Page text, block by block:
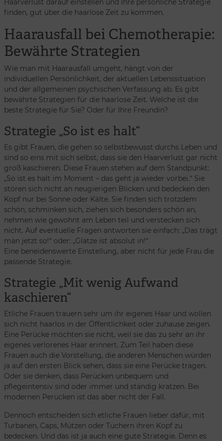
Haarverlust darauf einstellen und Ihre persönliche Strategie
finden, gut über die haarlose Zeit zu kommen.
Haarausfall bei Chemotherapie:
Bewährte Strategien
Wie man mit Haarausfall umgeht, hängt von der
individuellen Persönlichkeit, der aktuellen Lebenssituation
und der allgemeinen psychischen Verfassung ab. Es gibt
bewährte Strategien für die haarlose Zeit. Welche ist die
beste Strategie für Sie? Oder für Ihre Freundin?
Strategie „So ist es halt“
Es gibt Frauen, die gehen so selbstbewusst durchs Leben und
sind so eins mit sich selbst, dass sie den Haarverlust gar nicht
groß kaschieren. Diese Frauen stehen auf dem Standpunkt:
„So ist es halt im Moment – das geht ja wieder vorbei.“ Sie
stören sich nicht an neugierigen Blicken und bedecken den
Kopf nur bei Sonne oder Kälte. Sie finden sich trotzdem
schön, schminken sich, ziehen sich besonders schön an,
nehmen wie gewohnt am Leben teil und verstecken sich
nicht. Auf eventuelle Fragen antworten sie einfach: „Das trägt
man jetzt so!“ oder: „Glatze ist absolut in!“
Eine beneidenswerte Einstellung, aber nicht für jede Frau die
passende Strategie.
Strategie „Mit wenig Aufwand
kaschieren“
Etliche Frauen trauern sehr um ihr eigenes Haar und wollen
sich nicht haarlos in der Öffentlichkeit oder zuhause zeigen.
Eine Perücke möchten sie nicht, weil sie das zu sehr an ihr
eigenes verlorenes Haar erinnert. Zum Teil haben diese
Frauen auch die Vorstellung, die anderen Menschen würden
ja auf den ersten Blick sehen, dass sie eine Perücke tragen.
Oder sie denken, dass Perücken unbequem und
pflegeintensiv sind oder immer und ständig kratzen. Bei
modernen Perücken ist das aber nicht der Fall.
Dennoch entscheiden sich etliche Frauen lieber dafür, mit
Turbanen, Caps, Mützen oder Tüchern ihren Kopf zu
bedecken. Und das ist ja auch eine gute Strategie. Denn es